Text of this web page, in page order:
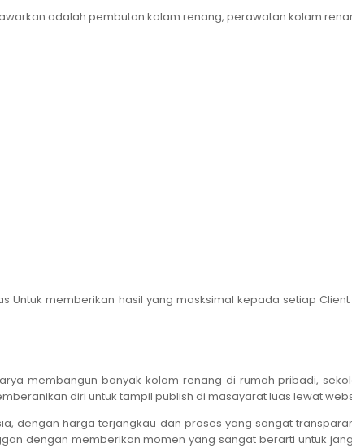
adalah pembutan kolam renang, perawatan kolam
Untuk memberikan hasil yang masksimal kepada setiap
membangun banyak kolam renang di rumah pribadi,
diri untuk tampil publish di masayarat luas lewat
dengan harga terjangkau dan proses yang sangat
dengan memberikan momen yang sangat berarti untuk